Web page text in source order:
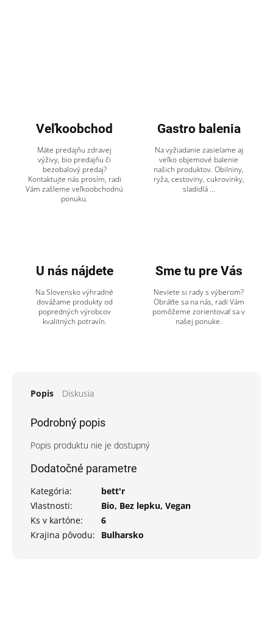
Veľkoobchod
Máte predajňu zdravej
výživy, bio predajňu či
bezobalový predaj?
Kontaktujte nás prosím, radi
Vám zašleme veľkoobchodnú
ponuku.
Gastro balenia
Na vyžiadanie zasielame aj
veľko objemové balenie
našich produktov. Obilniny,
ryža, cestoviny, cukrovinky,
sladidlá ...
U nás nájdete
Na Slovensko výhradné
dovážame produkty od
popredných výrobcov
kvalitných potravín.
Sme tu pre Vás
Neviete si rady s výberom?
Obráťte sa na nás, radi Vám
pomôžeme zorientovať sa v
našej ponuke.
Popis Diskusia
Podrobný popis
Popis produktu nie je dostupný
Dodatočné parametre
Kategória:
bett'r
Vlastnosti:
Bio, Bez lepku, Vegan
Ks v kartóne:
6
Krajina pôvodu: Bulharsko